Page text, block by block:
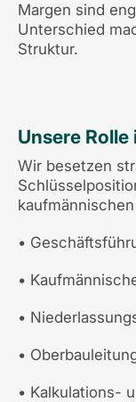
Margen sind
Unterschied
Struktur.
Unsere
Wir besetzen
•
•
•
•
• Kalkulations-